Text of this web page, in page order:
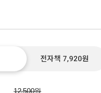
전자책 7,920원
12,500원